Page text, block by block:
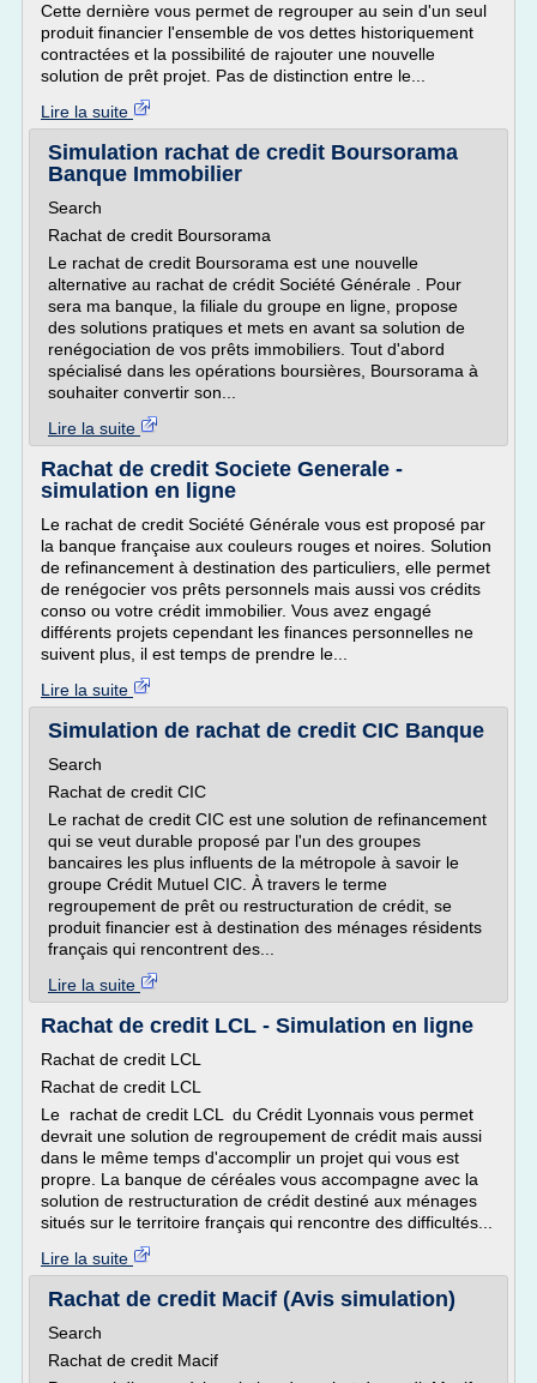
Cette dernière vous permet de regrouper au sein d'un seul
produit financier l'ensemble de vos dettes historiquement
contractées et la possibilité de rajouter une nouvelle
solution de prêt projet. Pas de distinction entre le...
Lire la suite
Simulation rachat de credit Boursorama
Banque Immobilier
Search
Rachat de credit Boursorama
Le rachat de credit Boursorama est une nouvelle
alternative au rachat de crédit Société Générale . Pour
sera ma banque, la filiale du groupe en ligne, propose
des solutions pratiques et mets en avant sa solution de
renégociation de vos prêts immobiliers. Tout d'abord
spécialisé dans les opérations boursières, Boursorama à
souhaiter convertir son...
Lire la suite
Rachat de credit Societe Generale -
simulation en ligne
Le rachat de credit Société Générale vous est proposé par
la banque française aux couleurs rouges et noires. Solution
de refinancement à destination des particuliers, elle permet
de renégocier vos prêts personnels mais aussi vos crédits
conso ou votre crédit immobilier. Vous avez engagé
différents projets cependant les finances personnelles ne
suivent plus, il est temps de prendre le...
Lire la suite
Simulation de rachat de credit CIC Banque
Search
Rachat de credit CIC
Le rachat de credit CIC est une solution de refinancement
qui se veut durable proposé par l'un des groupes
bancaires les plus influents de la métropole à savoir le
groupe Crédit Mutuel CIC. À travers le terme
regroupement de prêt ou restructuration de crédit, se
produit financier est à destination des ménages résidents
français qui rencontrent des...
Lire la suite
Rachat de credit LCL - Simulation en ligne
Rachat de credit LCL
Rachat de credit LCL
Le rachat de credit LCL du Crédit Lyonnais vous permet
devrait une solution de regroupement de crédit mais aussi
dans le même temps d'accomplir un projet qui vous est
propre. La banque de céréales vous accompagne avec la
solution de restructuration de crédit destiné aux ménages
situés sur le territoire français qui rencontre des difficultés...
Lire la suite
Rachat de credit Macif (Avis simulation)
Search
Rachat de credit Macif